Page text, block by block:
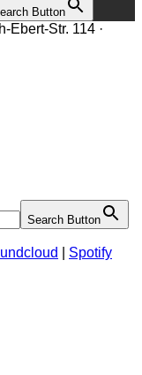
Button
Ebert-Str. 114 ·
Search Button
Spotify